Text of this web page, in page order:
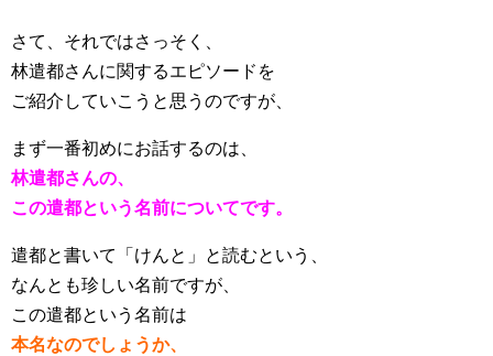
さて、それではさっそく、
林遣都さんに関するエピソードを
ご紹介していこうと思うのですが、
まず一番初めにお話するのは、
林遣都さんの、
この遣都という名前についてです。
遣都と書いて「けんと」と読むという、
なんとも珍しい名前ですが、
この遣都という名前は
本名なのでしょうか、